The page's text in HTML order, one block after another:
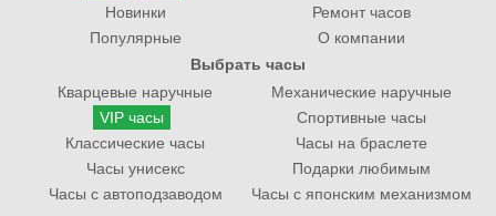
Выбрать часы
Кварцевые наручные
VIP часы
Классические часы
Часы унисекс
Часы с автоподзаводом
Ремонт часов
О компании
Новинки
Популярные
Механические наручные
Спортивные часы
Часы на браслете
Подарки любимым
Часы с японским механизмом